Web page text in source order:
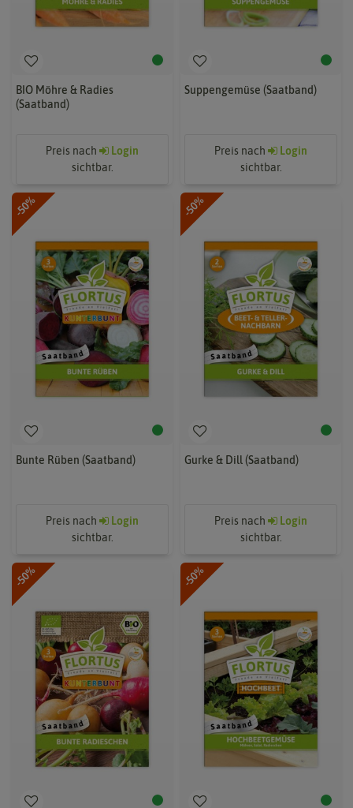
BIO Möhre & Radies
(Saatband)
Preis nach
Login
sichtbar.
Suppengemüse (Saatband)
Preis nach
Login
sichtbar.
-50%
Bunte Rüben (Saatband)
Preis nach
Login
sichtbar.
-50%
Gurke & Dill (Saatband)
Preis nach
Login
sichtbar.
-50% -50%